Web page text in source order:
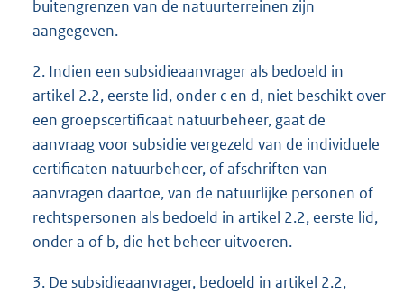
buitengrenzen van de natuurterreinen zijn
aangegeven.
2. Indien een subsidieaanvrager als bedoeld in
artikel 2.2, eerste lid, onder c en d, niet beschikt over
een groepscertificaat natuurbeheer, gaat de
aanvraag voor subsidie vergezeld van de individuele
certificaten natuurbeheer, of afschriften van
aanvragen daartoe, van de natuurlijke personen of
rechtspersonen als bedoeld in artikel 2.2, eerste lid,
onder a of b, die het beheer uitvoeren.
3. De subsidieaanvrager, bedoeld in artikel 2.2,